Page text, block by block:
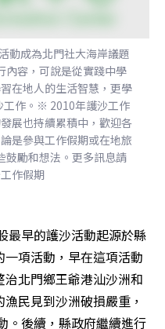
動成為北門社大海岸議題
內容，可說是從實踐中學
在地人的生活智慧，更學
工作。※ 2010年護沙工作
展也持續累積中，歡迎各
是參與工作假期或在地旅
鼓勵和想法。更多訊息請
作假期
最早的護沙活動起源於縣
項活動，早在這項活動
北門鄉王爺港汕沙洲和
民見到沙洲破損嚴重，
。後續，縣政府繼續進行